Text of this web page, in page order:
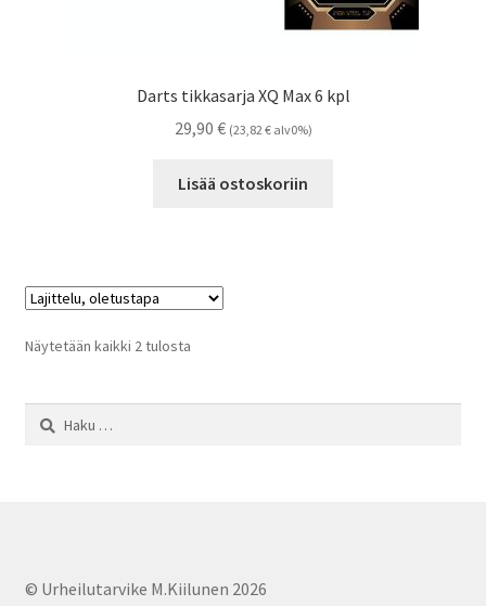
Darts tikkasarja XQ Max 6 kpl
29,90 € (23,82€alv0%)
Lisää ostoskoriin
Näytetään kaikki 2 tulosta
Haku:
© Urheilutarvike M.Kiilunen 2026